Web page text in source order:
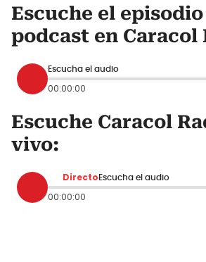
Escuche el
podcast en Caracol
Escucha el audio
00:00:00
Escuche Caracol
vivo:
Directo Escucha el audio
00:00:00